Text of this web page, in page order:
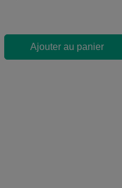
Ajouter au panier